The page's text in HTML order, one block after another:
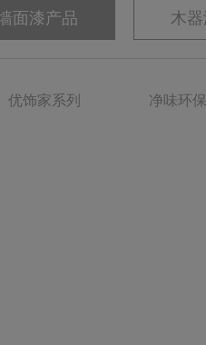
面漆产品 木
优饰家系列 净味环